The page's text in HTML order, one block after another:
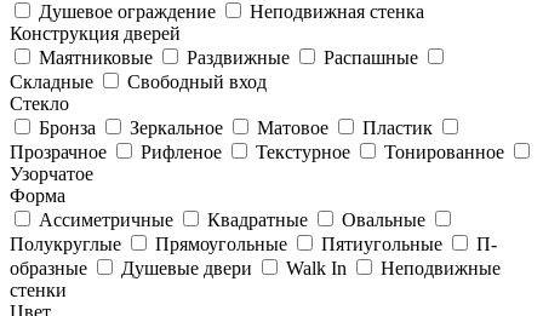
Душевое ограждение
Неподвижная стенка
Конструкция дверей
Маятниковые
Раздвижные
Распашные
Складные
Свободный вход
Стекло
Бронза
Зеркальное Матовое
Пластик
Прозрачное
Рифленое Текстурное
Тонированное
Узорчатое
Форма
Ассиметричные
Квадратные
Овальные
Полукруглые
Прямоугольные Пятиугольные
П-
образные
Душевые двери Walk In
Неподвижные
стенки
Цвет